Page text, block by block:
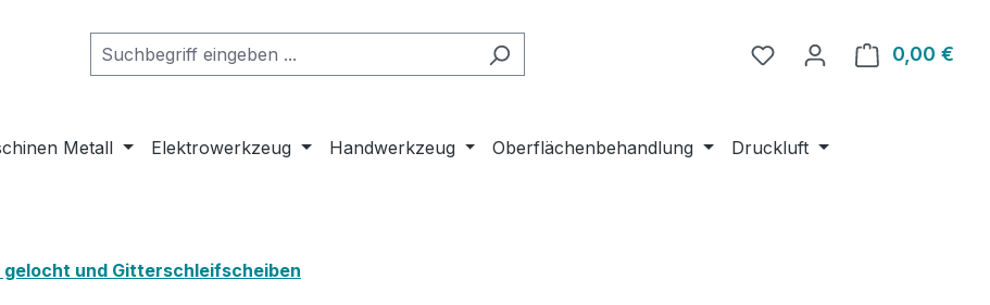
Du hast 0 Produkte auf
0,00 €
Metall Elektrowerkzeug Handwerkzeug Oberflächenbehandlung
Druckluft
und Gitterschleifscheiben